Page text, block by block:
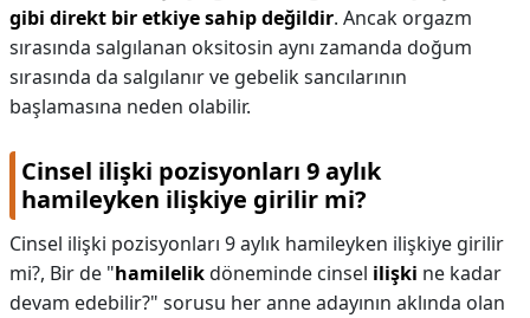
gibi direkt bir etkiye sahip değildir. Ancak orgazm
sırasında salgılanan oksitosin aynı zamanda doğum
sırasında da salgılanır ve gebelik sancılarının
başlamasına neden olabilir.
Cinsel ilişki pozisyonları 9 aylık
hamileyken ilişkiye girilir mi?
Cinsel ilişki pozisyonları 9 aylık hamileyken ilişkiye girilir
mi?, Bir de "hamilelikdöneminde cinsel ilişki ne kadar
devam edebilir?" sorusu her anne adayının aklında olan